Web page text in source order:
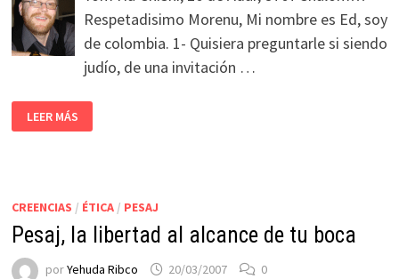
Respetadisimo Morenu, Mi nombre es Ed, soy
de colombia. 1- Quisiera preguntarle si siendo
judío, de una invitación …
LEER MÁS
CREENCIAS / ÉTICA/ PESAJ
Pesaj, la libertad al alcance de tu boca
porYehuda Ribco 20/03/2007 0